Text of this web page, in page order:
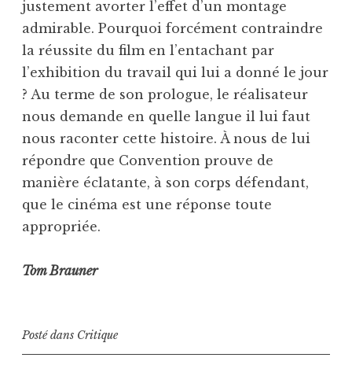
justement avorter l’effet d’un montage
admirable. Pourquoi forcément contraindre
la réussite du film en l’entachant par
l’exhibition du travail qui lui a donné le jour
? Au terme de son prologue, le réalisateur
nous demande en quelle langue il lui faut
nous raconter cette histoire. À nous de lui
répondre que Convention prouve de
manière éclatante, à son corps défendant,
que le cinéma est une réponse toute
appropriée.
Tom Brauner
Posté dans Critique